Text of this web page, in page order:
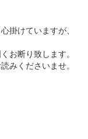
掛けていますが、
お断り致します。
みくださいませ。